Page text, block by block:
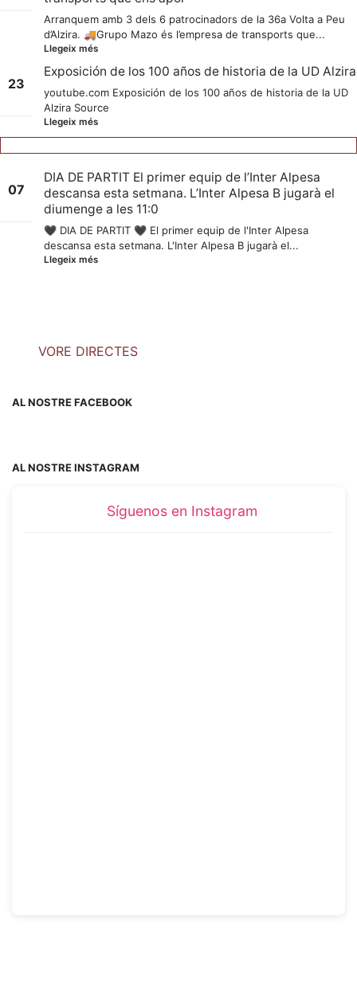
Arranquem amb 3 dels 6 patrocinadors de la 36a Volta a Peu
d’Alzira. 🚚Grupo Mazo és l’empresa de transports que...
Llegeix més
23
Exposición de los 100 años de historia de la UD Alzira
youtube.com Exposición de los 100 años de historia de la UD
Alzira Source
Llegeix més
07
DIA DE PARTIT El primer equip de l’Inter Alpesa
descansa esta setmana. L’Inter Alpesa B jugarà el
diumenge a les 11:0
🖤 DIA DE PARTIT 🖤 El primer equip de l'Inter Alpesa
descansa esta setmana. L'Inter Alpesa B jugarà el...
Llegeix més
VORE DIRECTES
AL NOSTRE FACEBOOK
AL NOSTRE INSTAGRAM
Síguenos en Instagram